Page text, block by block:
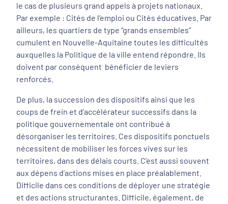
le cas de plusieurs grand appels à projets nationaux.
Par exemple : Cités de l’emploi ou Cités éducatives. Par
ailleurs, les quartiers de type “grands ensembles”
cumulent en Nouvelle-Aquitaine toutes les difficultés
auxquelles la Politique de la ville entend répondre. Ils
doivent par conséquent bénéficier de leviers
renforcés.
De plus, la succession des dispositifs ainsi que les
coups de frein et d’accélérateur successifs dans la
politique gouvernementale ont contribué à
désorganiser les territoires. Ces dispositifs ponctuels
nécessitent de mobiliser les forces vives sur les
territoires, dans des délais courts. C’est aussi souvent
aux dépens d’actions mises en place préalablement.
Difficile dans ces conditions de déployer une stratégie
et des actions structurantes. Difficile, également, de